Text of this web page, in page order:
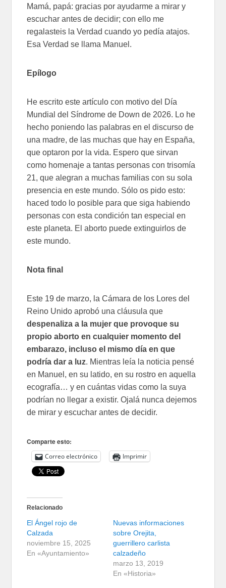
Mamá, papá: gracias por ayudarme a mirar y
escuchar antes de decidir; con ello me
regalasteis la Verdad cuando yo pedía atajos.
Esa Verdad se llama Manuel.
Epílogo
He escrito este artículo con motivo del Día
Mundial del Síndrome de Down de 2026. Lo he
hecho poniendo las palabras en el discurso de
una madre, de las muchas que hay en España,
que optaron por la vida. Espero que sirvan
como homenaje a tantas personas con trisomía
21, que alegran a muchas familias con su sola
presencia en este mundo. Sólo os pido esto:
haced todo lo posible para que siga habiendo
personas con esta condición tan especial en
este planeta. El aborto puede extinguirlos de
este mundo.
Nota final
Este 19 de marzo, la Cámara de los Lores del
Reino Unido aprobó una cláusula que
despenaliza a la mujer que provoque su
propio aborto en cualquier momento del
embarazo, incluso el mismo día en que
podría dar a luz. Mientras leía la noticia pensé
en Manuel, en su latido, en su rostro en aquella
ecografía… y en cuántas vidas como la suya
podrían no llegar a existir. Ojalá nunca dejemos
de mirar y escuchar antes de decidir.
Comparte esto:
Correo electrónico Imprimir
Relacionado
El Ángel rojo de
Calzada
noviembre 15, 2025
En «Ayuntamiento»
Nuevas informaciones
sobre Orejita,
guerrillero carlista
calzadeño
marzo 13, 2019
En «Historia»